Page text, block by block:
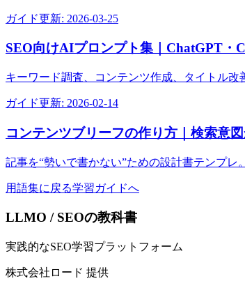
ガイド更新: 2026-03-25
SEO向けAIプロンプト集｜ChatGPT・
キーワード調査、コンテンツ作成、タイトル改
ガイド更新: 2026-02-14
コンテンツブリーフの作り方｜検索意
記事を“勢いで書かない”ための設計書テンプ
用語集に戻る学習ガイドへ
LLMO / SEOの教科書
実践的なSEO学習プラットフォーム
株式会社ロード 提供